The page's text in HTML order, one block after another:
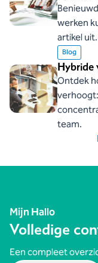
werken
artikel
Blog
Hybride
Ontdek
team.
Mijn Hallo
Volledige
Een compleet